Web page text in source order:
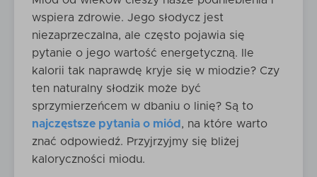
wspiera zdrowie. Jego słodycz jest
niezaprzeczalna, ale często pojawia się
pytanie o jego wartość energetyczną. Ile
kalorii tak naprawdę kryje się w miodzie? Czy
ten naturalny słodzik może być
sprzymierzeńcem w dbaniu o linię? Są to
najczęstsze pytania o miód , na które warto
znać odpowiedź. Przyjrzyjmy się bliżej
kaloryczności miodu.